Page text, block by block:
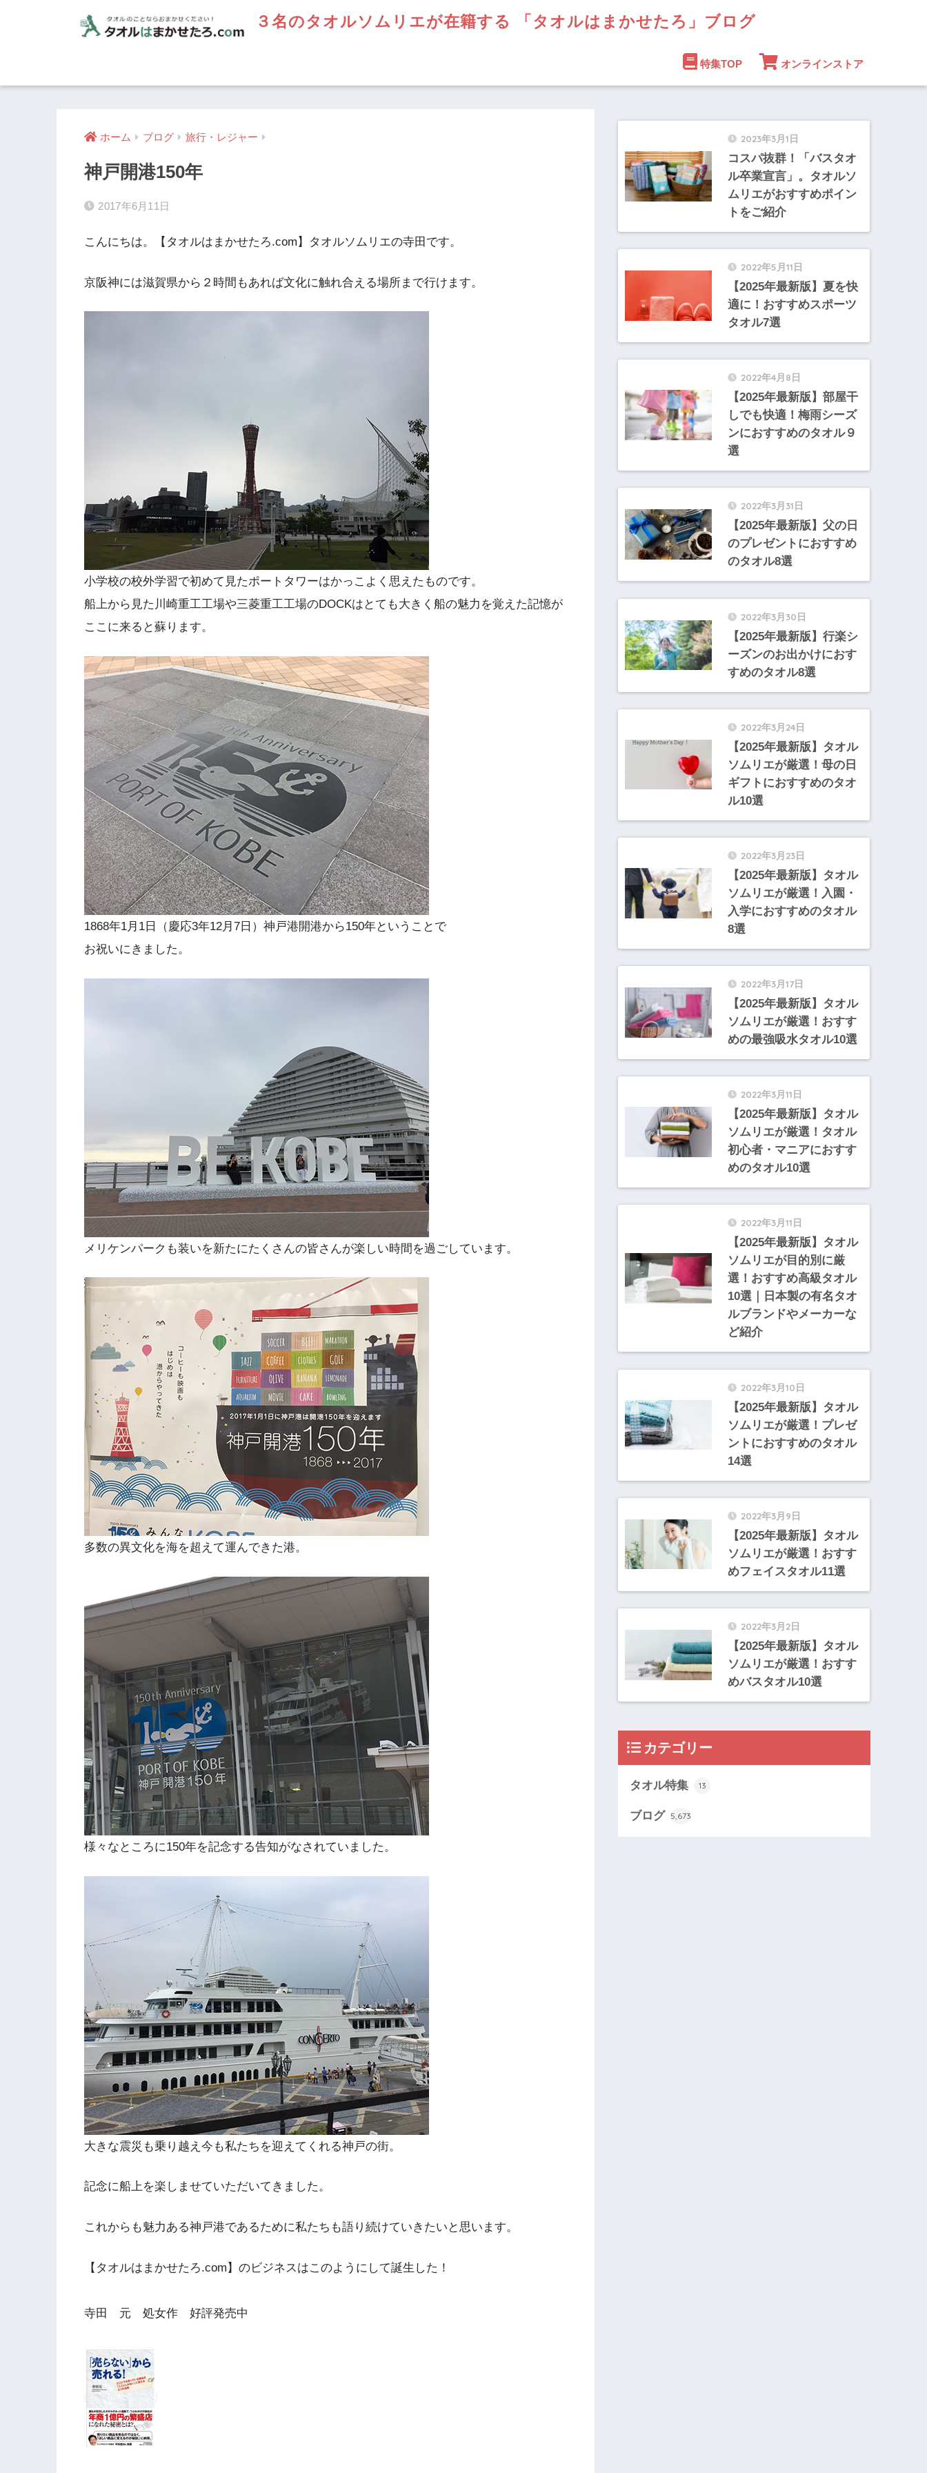
３名のタオルソムリエが在籍する 「タオルはまかせたろ」ブログ
特集TOP オンラインストア
ホーム ブログ 旅行・レジャー
神戸開港150年
2017年6月11日
こんにちは。【タオルはまかせたろ.com】タオルソムリエの寺田です。
京阪神には滋賀県から２時間もあれば文化に触れ合える場所まで行けます。
小学校の校外学習で初めて見たポートタワーはかっこよく思えたものです。
船上から見た川崎重工工場や三菱重工工場のDOCKはとても大きく船の魅力を覚えた記憶が
ここに来ると蘇ります。
1868年1月1日（慶応3年12月7日）神戸港開港から150年ということで
お祝いにきました。
メリケンパークも装いを新たにたくさんの皆さんが楽しい時間を過ごしています。
多数の異文化を海を超えて運んできた港。
様々なところに150年を記念する告知がなされていました。
大きな震災も乗り越え今も私たちを迎えてくれる神戸の街。
記念に船上を楽しませていただいてきました。
これからも魅力ある神戸港であるために私たちも語り続けていきたいと思います。
【タオルはまかせたろ.com】のビジネスはこのようにして誕生した！
寺田 元 処女作 好評発売中
2023年3月1日
コスパ抜群！「バスタオ
ル卒業宣言」。タオルソ
ムリエがおすすめポイン
トをご紹介
2022年5月11日
【2025年最新版】夏を快
適に！おすすめスポーツ
タオル7選
2022年4月8日
【2025年最新版】部屋干
しでも快適！梅雨シーズ
ンにおすすめのタオル９
選
2022年3月31日
【2025年最新版】父の日
のプレゼントにおすすめ
のタオル8選
2022年3月30日
【2025年最新版】行楽シ
ーズンのお出かけにおす
すめのタオル8選
2022年3月24日
【2025年最新版】タオル
ソムリエが厳選！母の日
ギフトにおすすめのタオ
ル10選
2022年3月23日
【2025年最新版】タオル
ソムリエが厳選！入園・
入学におすすめのタオル
8選
2022年3月17日
【2025年最新版】タオル
ソムリエが厳選！おすす
めの最強吸水タオル10選
2022年3月11日
【2025年最新版】タオル
ソムリエが厳選！タオル
初心者・マニアにおすす
めのタオル10選
2022年3月11日
【2025年最新版】タオル
ソムリエが目的別に厳
選！おすすめ高級タオル
10選｜日本製の有名タオ
ルブランドやメーカーな
ど紹介
2022年3月10日
【2025年最新版】タオル
ソムリエが厳選！プレゼ
ントにおすすめのタオル
14選
2022年3月9日
【2025年最新版】タオル
ソムリエが厳選！おすす
めフェイスタオル11選
2022年3月2日
【2025年最新版】タオル
ソムリエが厳選！おすす
めバスタオル10選
カテゴリー
タオル特集 13
ブログ 5,673